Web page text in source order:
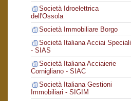
Società Idroelettrica
dell'Ossola
Società Immobiliare Borgo
Società Italiana Acciai Speciali
- SIAS
Società Italiana Acciaierie
Cornigliano - SIAC
Società Italiana Gestioni
Immobiliari - SIGIM